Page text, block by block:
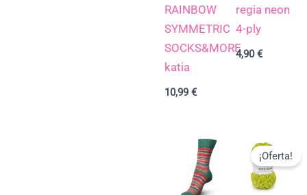
RAINBOW
SYMMETRIC
SOCKS&MORE
katia
10,99 €
regia neon
4-ply
4,90€
¡Oferta!
precio
original
era:
1,50 €.